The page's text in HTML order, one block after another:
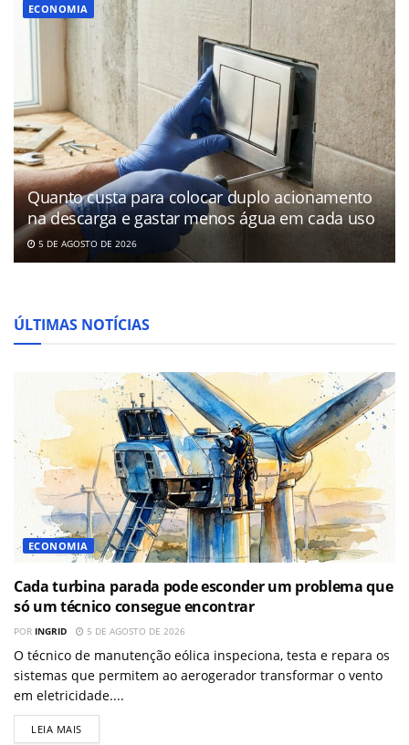
ECONOMIA
Quanto custa para colocar duplo acionamento
na descarga e gastar menos água em cada uso
5 DE AGOSTO DE 2026
ÚLTIMAS NOTÍCIAS
ECONOMIA
Cada turbina parada pode esconder um problema que
só um técnico consegue encontrar
POR INGRID 5 DE AGOSTO DE 2026
O técnico de manutenção eólica inspeciona, testa e repara os
sistemas que permitem ao aerogerador transformar o vento
em eletricidade....
LEIA MAIS